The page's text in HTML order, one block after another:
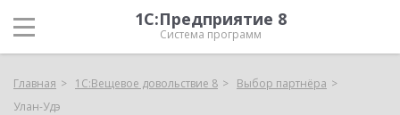
1С:Предприятие 8
Система программ
Главная 1С:Вещевое довольствие 8
Выбор партнёра
Улан-Удэ